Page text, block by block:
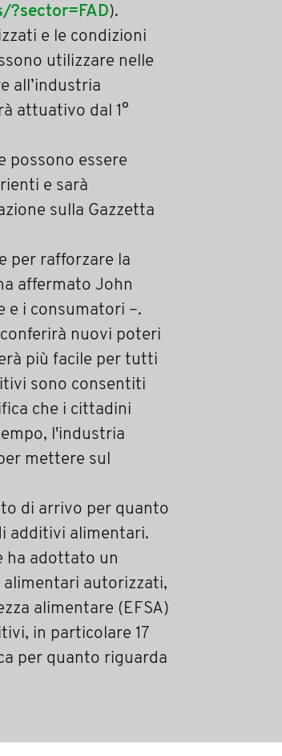
?sector=FAD).
e le condizioni
utilizzare nelle
all’industria
attuativo dal 1°
possono essere
e sarà
sulla Gazzetta
per rafforzare la
affermato John
e i consumatori –.
nuovi poteri
più facile per tutti
sono consentiti
che i cittadini
l'industria
mettere sul
di arrivo per quanto
additivi alimentari.
ha adottato un
autorizzati,
alimentare (EFSA)
in particolare 17
per quanto riguarda